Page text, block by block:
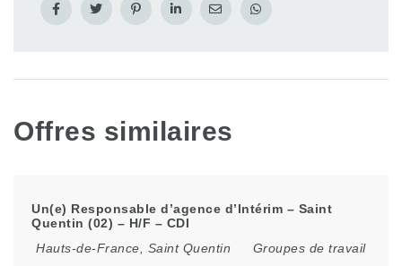
Offres similaires
Un(e) Responsable d’agence d’Intérim – Saint
Quentin (02) – H/F – CDI
Hauts-de-France
Saint Quentin
Groupes de travail